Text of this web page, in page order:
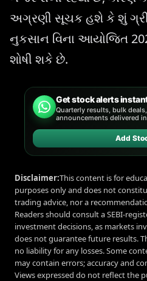
અગ્રણી સૂચક હશે કે શું
નુકસાન વિના આયોજિત
શોષી શકે છે.
Get stock alerts
Quarterly results, bulk
announcements delivered
Add
Disclaimer:This content is for
purposes only and does not
trading advice, nor a
Readers should consult a SEBI-
investment decisions, as markets
does not guarantee future results.
no liability for any losses. Some
may contain errors; accuracy and
Views expressed do not reflect the